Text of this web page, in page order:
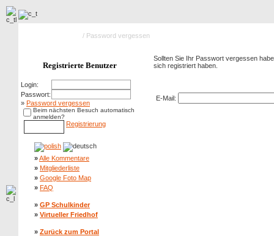
/ Password vergessen
Registrierte Benutzer
Login:
Passwort:
» Password vergessen
Beim nächsten Besuch automatisch
anmelden?
Registrierung
»Alle Kommentare
» Mitgliederliste
» Google Foto Map
» FAQ
» GP Schulkinder
» Virtueller Friedhof
» Zurück zum Portal
Sollten Sie Ihr Passwort vergessen
sich registriert haben.
E-Mail: